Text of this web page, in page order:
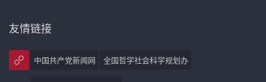
友情链接
中国共产党新闻网 全国哲学社会科学规划办